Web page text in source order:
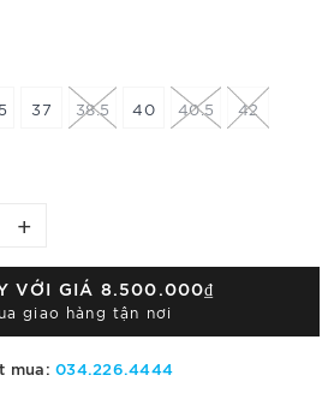
37 38.5 40 40.5 42
+
VỚI GIÁ 8.500.000₫
giao hàng tận nơi
mua:034.226.4444